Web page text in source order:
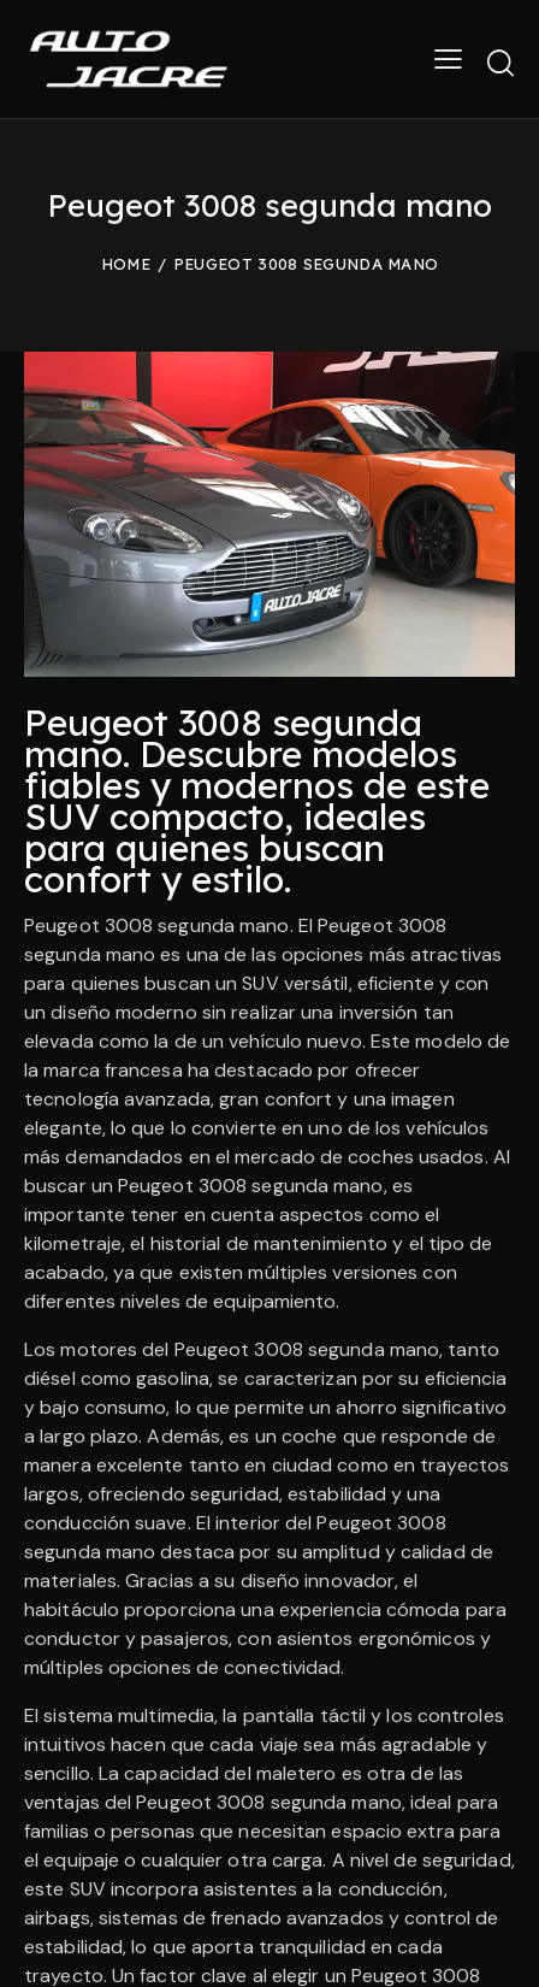
Peugeot 3008 segunda mano
HOME PEUGEOT 3008 SEGUNDA MANO
Peugeot 3008 segunda
mano. Descubre modelos
fiables y modernos de este
SUV compacto, ideales
para quienes buscan
confort y estilo.
Peugeot 3008 segunda mano. El Peugeot 3008
segunda mano es una de las opciones más atractivas
para quienes buscan un SUV versátil, eficiente y con
un diseño moderno sin realizar una inversión tan
elevada como la de un vehículo nuevo. Este modelo de
la marca francesa ha destacado por ofrecer
tecnología avanzada, gran confort y una imagen
elegante, lo que lo convierte en uno de los vehículos
más demandados en el mercado de coches usados. Al
buscar un Peugeot 3008 segunda mano, es
importante tener en cuenta aspectos como el
kilometraje, el historial de mantenimiento y el tipo de
acabado, ya que existen múltiples versiones con
diferentes niveles de equipamiento.
Los motores del Peugeot 3008 segunda mano, tanto
diésel como gasolina, se caracterizan por su eficiencia
y bajo consumo, lo que permite un ahorro significativo
a largo plazo. Además, es un coche que responde de
manera excelente tanto en ciudad como en trayectos
largos, ofreciendo seguridad, estabilidad y una
conducción suave. El interior del Peugeot 3008
segunda mano destaca por su amplitud y calidad de
materiales. Gracias a su diseño innovador, el
habitáculo proporciona una experiencia cómoda para
conductor y pasajeros, con asientos ergonómicos y
múltiples opciones de conectividad.
El sistema multimedia, la pantalla táctil y los controles
intuitivos hacen que cada viaje sea más agradable y
sencillo. La capacidad del maletero es otra de las
ventajas del Peugeot 3008 segunda mano, ideal para
familias o personas que necesitan espacio extra para
el equipaje o cualquier otra carga. A nivel de seguridad,
este SUV incorpora asistentes a la conducción,
airbags, sistemas de frenado avanzados y control de
estabilidad, lo que aporta tranquilidad en cada
trayecto. Un factor clave al elegir un Peugeot 3008